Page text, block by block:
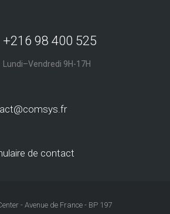
+216 98 400 525
Lundi–Vendredi 9H-17H
de contact
- Avenue de France - BP 197